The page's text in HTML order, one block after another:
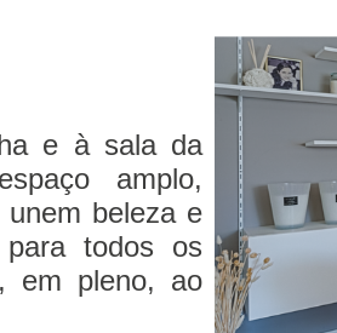
e à sala da
amplo,
beleza e
todos os
em pleno, ao